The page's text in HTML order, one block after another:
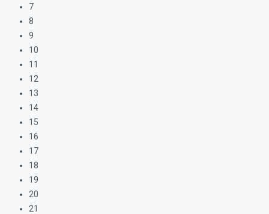
7
8
9
10
11
12
13
14
15
16
17
18
19
20
21